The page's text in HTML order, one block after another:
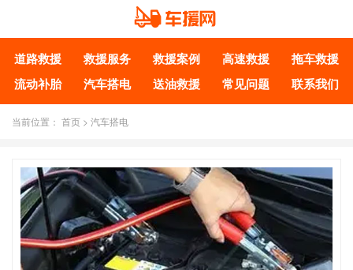
道路救援 救援服务 救援案例 高速救援
拖车救援
流动补胎
汽车搭电 送油救援 常见问题 联系我们
当前位置： 首页 > 汽车搭电